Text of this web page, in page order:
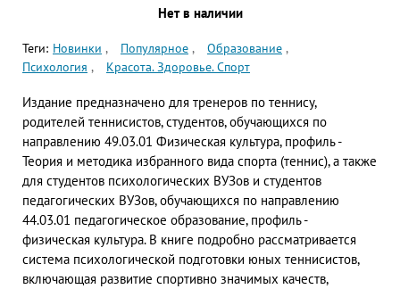
Нет в наличии
Теги: Новинки Популярное
Образование
Психология
Красота. Здоровье. Спорт
Издание предназначено для тренеров по теннису,
родителей теннисистов, студентов, обучающихся по
направлению 49.03.01 Физическая культура, профиль -
Теория и методика избранного вида спорта (теннис), а также
для студентов психологических ВУЗов и студентов
педагогических ВУЗов, обучающихся по направлению
44.03.01 педагогическое образование, профиль -
физическая культура. В книге подробно рассматривается
система психологической подготовки юных теннисистов,
включающая развитие спортивно значимых качеств,